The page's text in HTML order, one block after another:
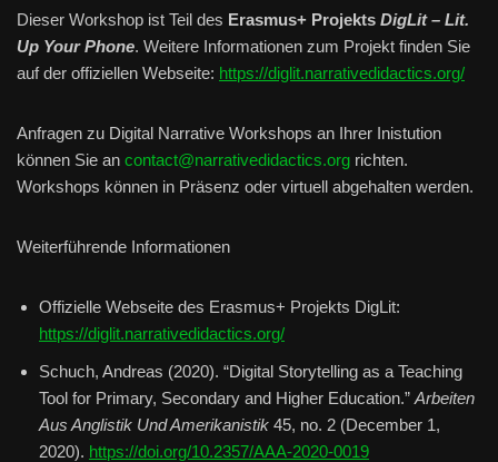
Dieser Workshop ist Teil des Erasmus+ Projekts DigLit – Lit.
Up Your Phone. Weitere Informationen zum Projekt finden Sie
auf der offiziellen Webseite: https://diglit.narrativedidactics.org/
Anfragen zu Digital Narrative Workshops an Ihrer Inistution
können Sie an contact@narrativedidactics.org richten.
Workshops können in Präsenz oder virtuell abgehalten werden.
Weiterführende Informationen
Offizielle Webseite des Erasmus+ Projekts DigLit:
https://diglit.narrativedidactics.org/
Schuch, Andreas (2020). “Digital Storytelling as a Teaching
Tool for Primary, Secondary and Higher Education.” Arbeiten
Aus Anglistik Und Amerikanistik 45, no. 2 (December 1,
2020). https://doi.org/10.2357/AAA-2020-0019